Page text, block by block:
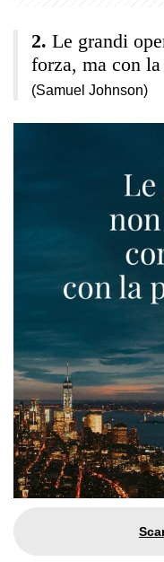
Le grandi
forza, ma con la
(Samuel Johnson)